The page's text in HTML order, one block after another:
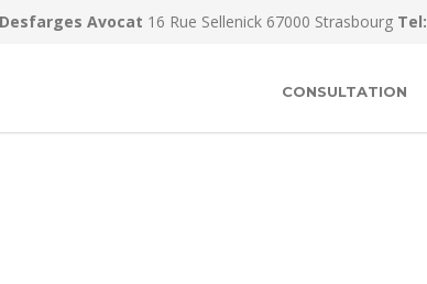
Desfarges Avocat 16 Rue Sellenick 67000 Strasbourg Tel:
CONSULTATION